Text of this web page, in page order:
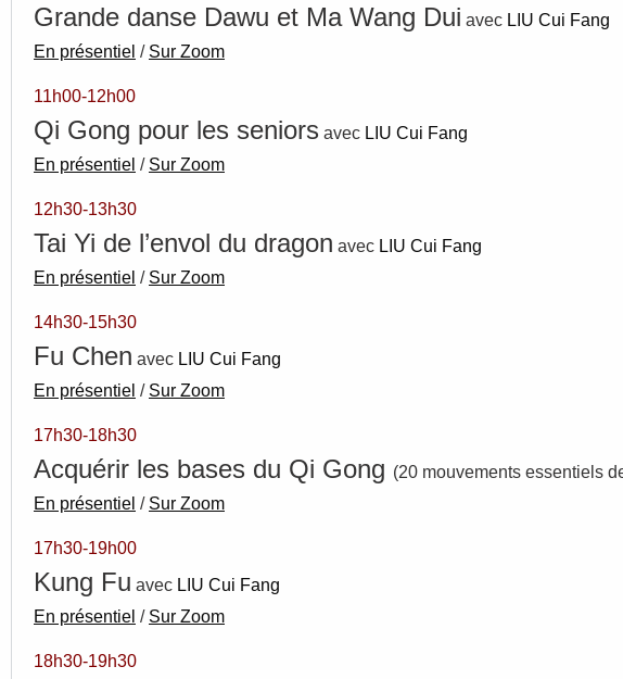
Grande danse Dawu et Ma Wang Dui avec LIU Cui Fang
En présentiel / Sur Zoom
11h00-12h00
Qi Gong pour les seniors avec LIU Cui Fang
En présentiel / Sur Zoom
12h30-13h30
Tai Yi de l’envol du dragon avec LIU Cui Fang
En présentiel / Sur Zoom
14h30-15h30
Fu Chen avec LIU Cui Fang
En présentiel / Sur Zoom
17h30-18h30
Acquérir les bases du Qi Gong (20 mouvements essentiels
En présentiel / Sur Zoom
17h30-19h00
Kung Fu avec LIU Cui Fang
En présentiel / Sur Zoom
18h30-19h30